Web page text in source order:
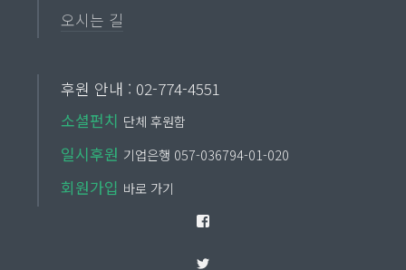
오시는 길
후원 안내 : 02-774-4551
소셜펀치 단체 후원함
일시후원 기업은행 057-036794-01-020
회원가입 바로 가기
Facebook
Twitter